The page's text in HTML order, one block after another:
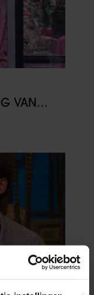
VAN…